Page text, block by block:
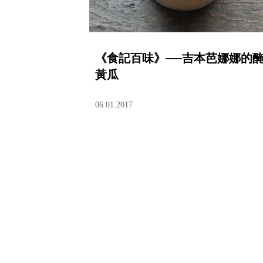
《食記百味》──吉本芭娜娜的
黃瓜
06.01.2017